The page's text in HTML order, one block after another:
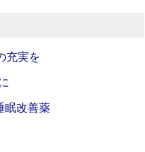
充実を
眠改善薬